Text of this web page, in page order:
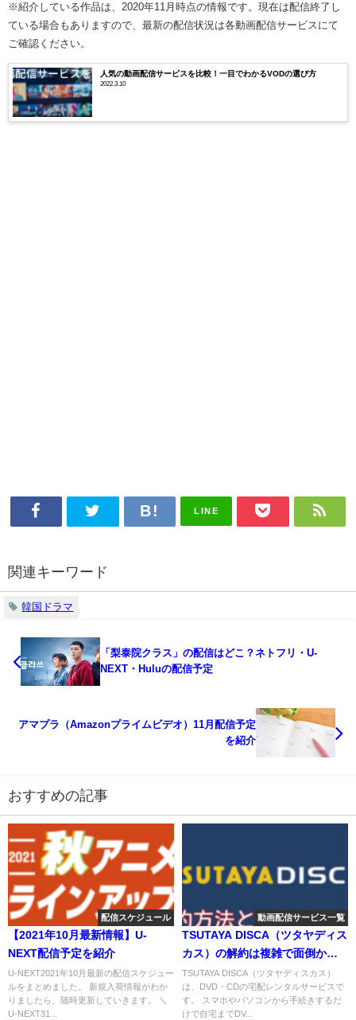
※紹介している作品は、2020年11月時点の情報です。現在は配信終了し
ている場合もありますので、最新の配信状況は各動画配信サービスにて
ご確認ください。
人気の動画配信サービスを比較！一目でわかるVODの選び方
2022.3.10
LINE
関連キーワード
韓国ドラマ
「梨泰院クラス」の配信はどこ？ネトフリ・U-
NEXT・Huluの配信予定
アマプラ（Amazonプライムビデオ）11月配信予定
を紹介
おすすめの記事
配信スケジュール
【2021年10月最新情報】U-
NEXT配信予定を紹介
U-NEXT2021年10月最新の配信スケジュー
ルをまとめました。 新規入荷情報がわか
りましたら、随時更新していきます。 ＼
U-NEXT31...
動画配信サービス一覧
TSUTAYA DISCA（ツタヤディス
カス）の解約は複雑で面倒か検
証
TSUTAYA DISCA（ツタヤディスカス）
は、DVD・CDの宅配レンタルサービスで
す。 スマホやパソコンから手続きするだ
けで自宅までDV...